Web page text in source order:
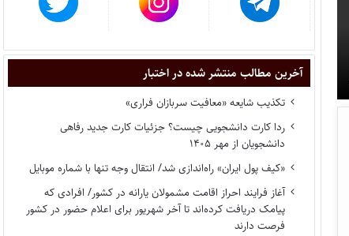
آخرین مطالب منتشر شده در اختبار
تکذیب شایعه «معافیت سربازان فراری»
ردا کارت دانشجویی چیست؟ جزئیات کارت جدید رفاهی
دانشجویان از مهر ۱۴۰۵
«کیف پول ایران» راه‌اندازی شد/ انتقال وجه تنها با شماره موبایل
آغاز فرایند احراز اقامت مشمولان یارانه در کشور/ افرادی که
پیامک دریافت کرده‌اند تا آخر شهریور برای اعلام حضور در کشور
فرصت دارند